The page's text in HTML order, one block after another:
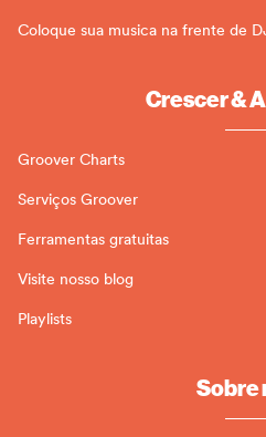
Coloque sua musica na frente de
Crescer &
Groover Charts
Serviços Groover
Ferramentas gratuitas
Visite nosso blog
Playlists
Sobre